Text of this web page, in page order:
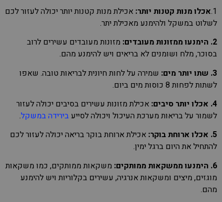
1. אכלו מנות קטנות יותר: אכילת מנות קטנות יותר יכולה לעזור לכם
לשלוט במשקל ולהימנע מאכילת יתר.
2. הימנעו ממזונות מעובדים:
מזונות מעובדים עשירים לרוב
בסוכר, מלח ושומנים לא בריאים ויש להימנע מהם.
3. שתו יותר מים:
שמירה על לחות חיונית לבריאות טובה. שאפו
לשתות לפחות 8 כוסות מים ביום.
4. אכלו יותר סיבים:
אכילת מזונות עשירים בסיבים יכולה לעזור
לשמור על בריאות מערכת העיכול ויכולה לסייע בירידה במשקל.
5. אכלו ארוחת בוקר:
אכילת ארוחת בוקר בריאה יכולה לעזור לכם
להתחיל את היום ברגל ימין.
6. הימנעו ממשקאות ממותקים:
משקאות ממותקים, כמו משקאות
מוגזים, מיצים ומשקאות אנרגיה, עשירים בקלוריות ויש להימנע
מהם.